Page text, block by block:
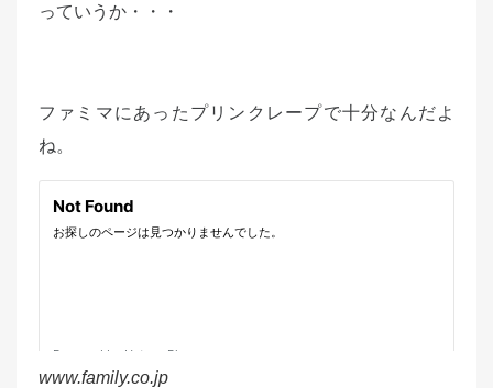
っていうか・・・
ファミマにあったプリンクレープで十分なんだよ
ね。
www.family.co.jp